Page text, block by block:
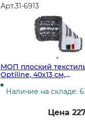
Арт.31-6913
МОП плоский
Optiline, 40х13 см,
универсальный,
хлопок+микрофибра,
Наличие на складе:
Цена